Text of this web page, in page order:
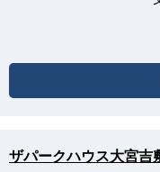
ザパークハウス大宮吉